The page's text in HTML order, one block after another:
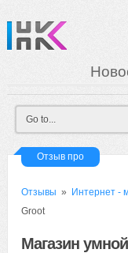
Отзыв про
Отзывы » Интернет -
Groot
Магазин